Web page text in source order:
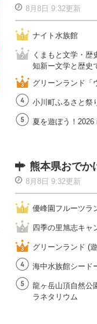
8月8日 9:32更新
ナイト水族館
くまもと文学・歴
知新ー文学と歴史
グリーンランド「
小川町ふるさと祭
夏を遊ぼう！2026
熊本県おでか
8月8日 9:32更新
優峰園フルーツラ
四季の里旭志キャ
グリーンランド (
海中水族館シード
龍ヶ岳山頂自然公
ラネタリウム